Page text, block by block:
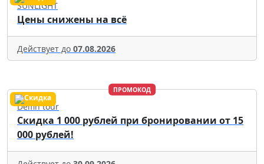
SUNLIGHT
Цены снижены на всё
Действует до 07.08.2026
ПРОМОКОД
Delfin tour
Скидка 1 000 рублей при бронировании от 15
000 рублей!